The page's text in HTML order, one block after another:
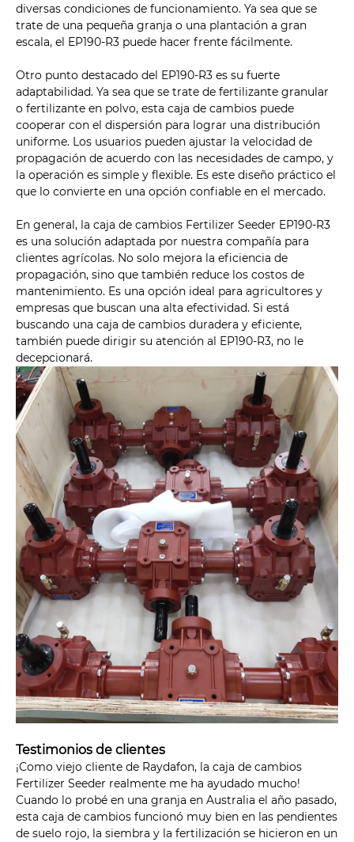
diversas condiciones de funcionamiento. Ya sea que se
trate de una pequeña granja o una plantación a gran
escala, el EP190-R3 puede hacer frente fácilmente.
Otro punto destacado del EP190-R3 es su fuerte
adaptabilidad. Ya sea que se trate de fertilizante granular
o fertilizante en polvo, esta caja de cambios puede
cooperar con el dispersión para lograr una distribución
uniforme. Los usuarios pueden ajustar la velocidad de
propagación de acuerdo con las necesidades de campo, y
la operación es simple y flexible. Es este diseño práctico el
que lo convierte en una opción confiable en el mercado.
En general, la caja de cambios Fertilizer Seeder EP190-R3
es una solución adaptada por nuestra compañía para
clientes agrícolas. No solo mejora la eficiencia de
propagación, sino que también reduce los costos de
mantenimiento. Es una opción ideal para agricultores y
empresas que buscan una alta efectividad. Si está
buscando una caja de cambios duradera y eficiente,
también puede dirigir su atención al EP190-R3, no le
decepcionará.
Testimonios de clientes
¡Como viejo cliente de Raydafon, la caja de cambios
Fertilizer Seeder realmente me ha ayudado mucho!
Cuando lo probé en una granja en Australia el año pasado,
esta caja de cambios funcionó muy bien en las pendientes
de suelo rojo, la siembra y la fertilización se hicieron en un